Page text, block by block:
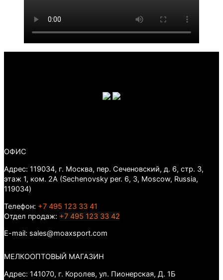
ОФИС
Адрес: 119034, г. Москва, пер. Сеченовский, д. 6, стр. 3,
этаж 1, ком. 2А (Sechenovsky per. 6, 3, Moscow, Russia,
119034)
Телефон: +7 495 123 33 41
Отдел продаж: +7 495 123 33 42
E-mail: sales@moaxsport.com
МЕЛКООПТОВЫЙ МАГАЗИН
Адрес: 141070, г. Королев, ул. Пионерская, Д. 1Б